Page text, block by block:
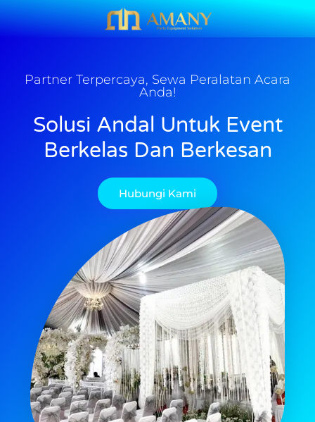
Partner Terpercaya, Sewa Peralatan Acara
Anda!
Solusi Andal Untuk Event
Berkelas Dan Berkesan
Hubungi Kami